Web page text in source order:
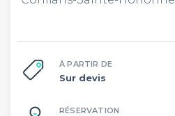
À PARTIR DE
Sur devis
RÉSERVATION